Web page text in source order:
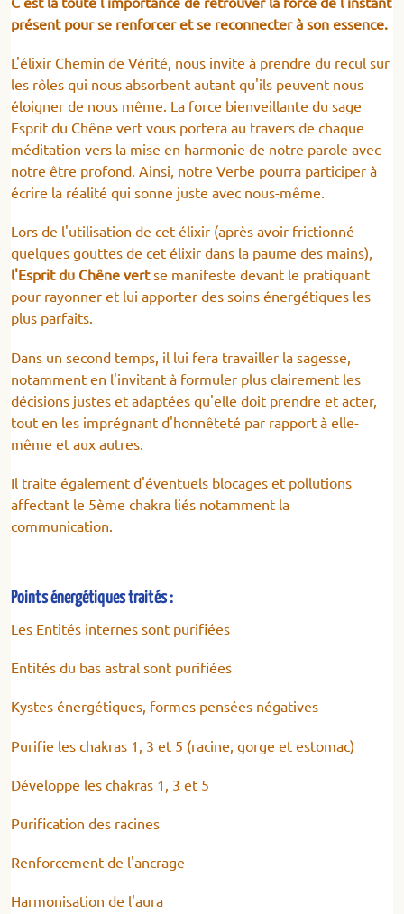
présent pour se renforcer et se reconnecter à son essence.
L'élixir Chemin de Vérité, nous invite à prendre du recul sur
les rôles qui nous absorbent autant qu'ils peuvent nous
éloigner de nous même. La force bienveillante du sage
Esprit du Chêne vert vous portera au travers de chaque
méditation vers la mise en harmonie de notre parole avec
notre être profond. Ainsi, notre Verbe pourra participer à
écrire la réalité qui sonne juste avec nous-même.
Lors de l'utilisation de cet élixir (après avoir frictionné
quelques gouttes de cet élixir dans la paume des mains),
l'Esprit du Chêne vertse manifeste devant le pratiquant
pour rayonner et lui apporter des soins énergétiques les
plus parfaits.
Dans un second temps, il lui fera travailler la sagesse,
notamment en l'invitant à formuler plus clairement les
décisions justes et adaptées qu'elle doit prendre et acter,
tout en les imprégnant d'honnêteté par rapport à elle-
même et aux autres.
Il traite également d'éventuels blocages et pollutions
affectant le 5ème chakra liés notamment la
communication.
Points énergétiques traités :
Les Entités internes sont purifiées
Entités du bas astral sont purifiées
Kystes énergétiques, formes pensées négatives
Purifie les chakras 1, 3 et 5 (racine, gorge et estomac)
Développe les chakras 1, 3 et 5
Purification des racines
Renforcement de l'ancrage
Harmonisation de l'aura